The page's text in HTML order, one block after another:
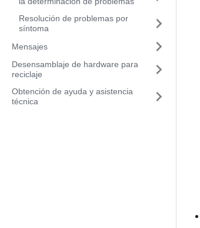
Resolución de problemas por
síntoma
Mensajes
Desensamblaje de hardware para
reciclaje
Obtención de ayuda y asistencia
técnica